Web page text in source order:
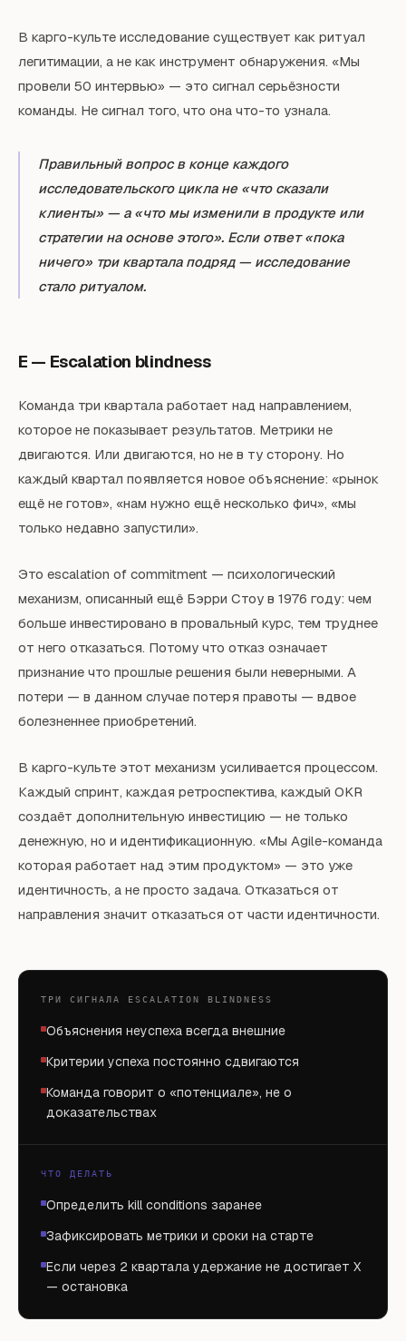
В карго-культе исследование существует как ритуал
легитимации, а не как инструмент обнаружения. «Мы
провели 50 интервью» — это сигнал серьёзности
команды. Не сигнал того, что она что-то узнала.
Правильный вопрос в конце каждого
исследовательского цикла не «что сказали
клиенты» — а «что мы изменили в продукте или
стратегии на основе этого». Если ответ «пока
ничего» три квартала подряд — исследование
стало ритуалом.
E — Escalation blindness
Команда три квартала работает над направлением,
которое не показывает результатов. Метрики не
двигаются. Или двигаются, но не в ту сторону. Но
каждый квартал появляется новое объяснение: «рынок
ещё не готов», «нам нужно ещё несколько фич», «мы
только недавно запустили».
Это escalation of commitment — психологический
механизм, описанный ещё Бэрри Стоу в 1976 году: чем
больше инвестировано в провальный курс, тем труднее
от него отказаться. Потому что отказ означает
признание что прошлые решения были неверными. А
потери — в данном случае потеря правоты — вдвое
болезненнее приобретений.
В карго-культе этот механизм усиливается процессом.
Каждый спринт, каждая ретроспектива, каждый OKR
создаёт дополнительную инвестицию — не только
денежную, но и идентификационную. «Мы Agile-команда
которая работает над этим продуктом» — это уже
идентичность, а не просто задача. Отказаться от
направления значит отказаться от части идентичности.
ТРИ СИГНАЛА ESCALATION BLINDNESS
Объяснения неуспеха всегда внешние
Критерии успеха постоянно сдвигаются
Команда говорит о «потенциале», не о
доказательствах
ЧТО ДЕЛАТЬ
Определить kill conditions заранее
Зафиксировать метрики и сроки на старте
Если через 2 квартала удержание не достигает X
— остановка